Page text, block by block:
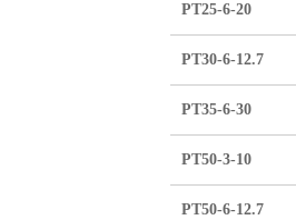
PT25-6-20
PT30-6-12.7
PT35-6-30
PT50-3-10
PT50-6-12.7